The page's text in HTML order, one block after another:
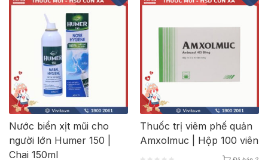
Nước biển xịt mũi cho
người lớn Humer 150 |
Chai 150ml
Thuốc trị viêm phế quản
Amxolmuc | Hộp 100 viên